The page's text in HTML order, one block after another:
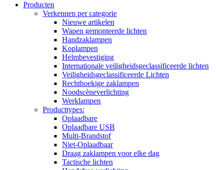
Producten
Verkennen per categorie
Nieuwe artikelen
Wapen gemonteerde lichten
Handzaklampen
Koplampen
Helmbevestiging
Internationale veiligheidsgeclassificeerde lichten
Veiligheidsgeclassificeerde Lichten
Rechthoekige zaklampen
Noodscèneverlichting
Werklampen
Producttypes:
Oplaadbare
Oplaadbare USB
Multi-Brandstof
Niet-Oplaadbaar
Draag zaklampen voor elke dag
Tactische lichten